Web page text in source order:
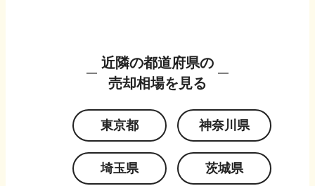
近隣の都道府県の
売却相場を見る
東京都 神奈川県
埼玉県 茨城県